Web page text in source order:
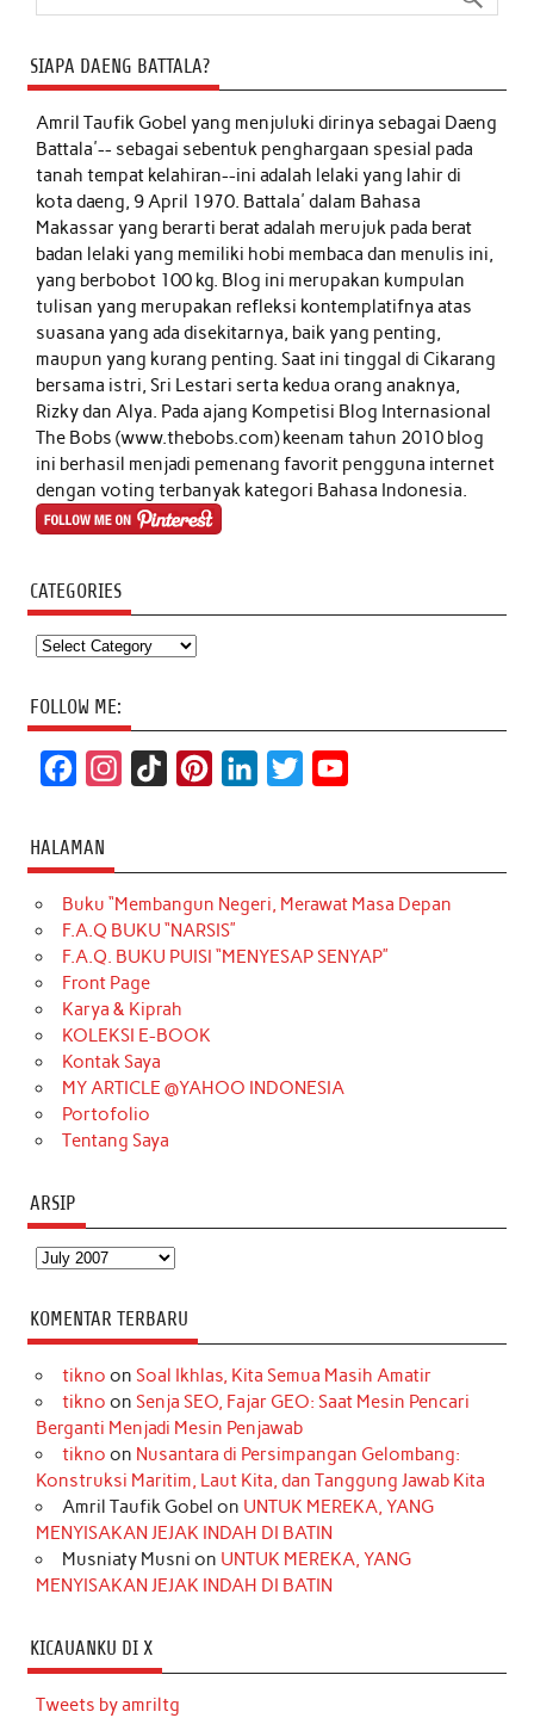
SIAPA DAENG BATTALA?
Amril Taufik Gobelyang menjuluki dirinya sebagai Daeng
Battala'-- sebagai sebentuk penghargaan spesial pada
tanah tempat kelahiran--ini adalah lelaki yang lahir di
kota daeng, 9 April 1970. Battala' dalam Bahasa
Makassar yang berarti berat adalah merujuk pada berat
badan lelaki yang memiliki hobi membaca dan menulis ini,
yang berbobot 100 kg. Blog ini merupakan kumpulan
tulisan yang merupakan refleksi kontemplatifnya atas
suasana yang ada disekitarnya, baik yang penting,
maupun yang kurang penting. Saat ini tinggal di Cikarang
bersama istri, Sri Lestari serta kedua orang anaknya,
Rizky dan Alya. Pada ajang Kompetisi Blog Internasional
The Bobs (www.thebobs.com) keenam tahun 2010 blog
ini berhasil menjadi pemenang favorit pengguna internet
dengan voting terbanyak kategori Bahasa Indonesia.
CATEGORIES
Categories
FOLLOW ME:
c
e
b
o
o
k
t
a
g
r
a
m
T
o
k
t
e
r
k
e
d
t
t
e
T
u
b
HALAMAN
Buku “Membangun Negeri, Merawat Masa Depan
F.A.Q BUKU “NARSIS”
F.A.Q. BUKU PUISI “MENYESAP SENYAP”
Front Page
Karya & Kiprah
KOLEKSI E-BOOK
Kontak Saya
MY ARTICLE @YAHOO INDONESIA
Portofolio
Tentang Saya
ARSIP
Arsip
KOMENTAR TERBARU
tikno on Soal Ikhlas, Kita Semua Masih Amatir
tikno on Senja SEO, Fajar GEO: Saat Mesin Pencari
Berganti Menjadi Mesin Penjawab
tikno on Nusantara di Persimpangan Gelombang:
Konstruksi Maritim, Laut Kita, dan Tanggung Jawab Kita
Amril Taufik Gobel on UNTUK MEREKA, YANG
MENYISAKAN JEJAK INDAH DI BATIN
Musniaty Musni on UNTUK MEREKA, YANG
MENYISAKAN JEJAK INDAH DI BATIN
KICAUANKU DI X
Tweets by amriltg